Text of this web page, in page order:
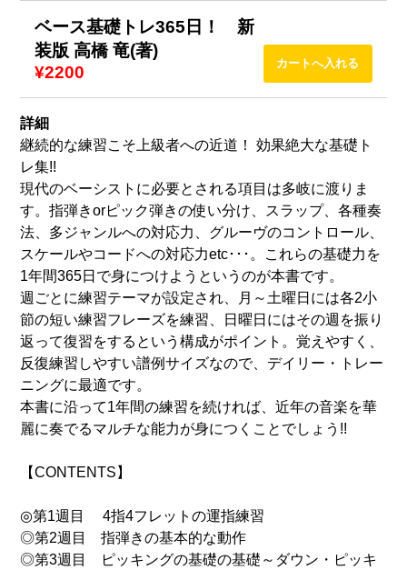
ベース基礎トレ365日！ 新
装版 高橋 竜(著)
¥2200
詳細
継続的な練習こそ上級者への近道！ 効果絶大な基礎ト
レ集!!
現代のベーシストに必要とされる項目は多岐に渡りま
す。指弾きorピック弾きの使い分け、スラップ、各種奏
法、多ジャンルへの対応力、グルーヴのコントロール、
スケールやコードへの対応力etc･･･。これらの基礎力を
1年間365日で身につけようというのが本書です。
週ごとに練習テーマが設定され、月～土曜日には各2小
節の短い練習フレーズを練習、日曜日にはその週を振り
返って復習をするという構成がポイント。覚えやすく、
反復練習しやすい譜例サイズなので、デイリー・トレー
ニングに最適です。
本書に沿って1年間の練習を続ければ、近年の音楽を華
麗に奏でるマルチな能力が身につくことでしょう!!
【CONTENTS】
◎第1週目 4指4フレットの運指練習
◎第2週目 指弾きの基本的な動作
◎第3週目 ピッキングの基礎の基礎～ダウン・ピッキ